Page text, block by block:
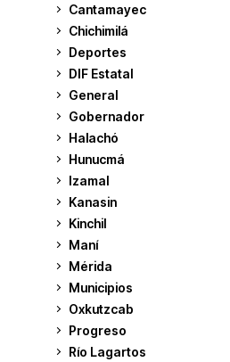
Cantamayec
Chichimilá
Deportes
DIF Estatal
General
Gobernador
Halachó
Hunucmá
Izamal
Kanasin
Kinchil
Maní
Mérida
Municipios
Oxkutzcab
Progreso
Río Lagartos